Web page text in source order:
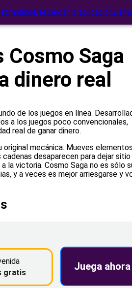
Descargar la aplicación
Cosmo Saga
dinero real
de los juegos en línea.
a los juegos poco convencionales,
real de ganar dinero.
original mecánica. Mueves
desaparecen para dejar sitio
la victoria. Cosmo Saga no es sólo
y a veces es mejor arriesgarse y
gratis
Juega ahora